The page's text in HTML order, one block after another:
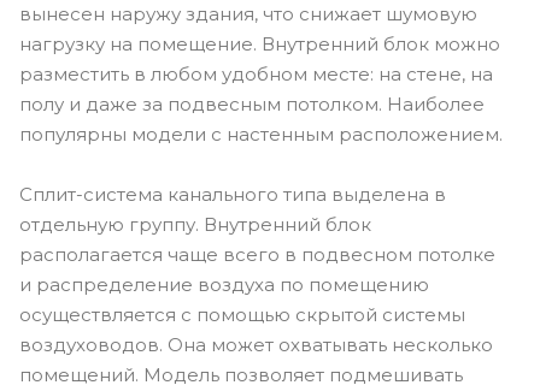
вынесен наружу здания, что снижает шумовую
нагрузку на помещение. Внутренний блок можно
разместить в любом удобном месте: на стене, на
полу и даже за подвесным потолком. Наиболее
популярны модели с настенным расположением.
Сплит-система канального типа выделена в
отдельную группу. Внутренний блок
располагается чаще всего в подвесном потолке
и распределение воздуха по помещению
осуществляется с помощью скрытой системы
воздуховодов. Она может охватывать несколько
помещений. Модель позволяет подмешивать